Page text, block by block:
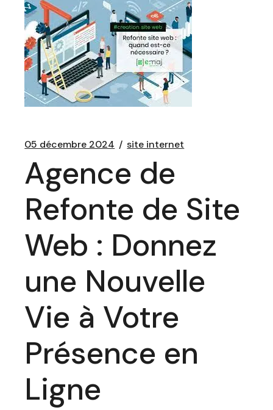
05 décembre 2024 site internet
Agence de
Refonte de Site
Web : Donnez
une Nouvelle
Vie à Votre
Présence en
Ligne